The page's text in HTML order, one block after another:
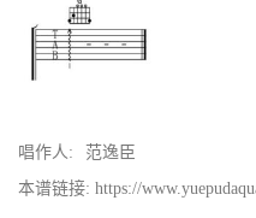
唱作人:
范逸臣
本谱链接: https://